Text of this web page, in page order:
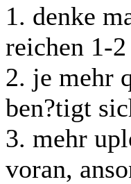
1. denke
reichen 1-
2. je mehr
ben?tigt
3. mehr
voran,